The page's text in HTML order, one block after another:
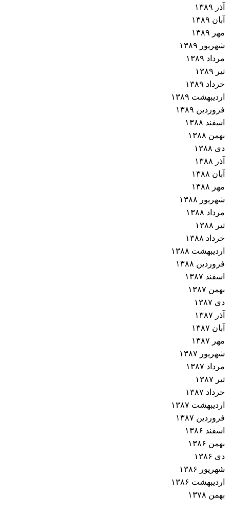
آذر ۱۳۸۹
آبان ۱۳۸۹
مهر ۱۳۸۹
شهریور ۱۳۸۹
مرداد ۱۳۸۹
تیر ۱۳۸۹
خرداد ۱۳۸۹
اردیبهشت ۱۳۸۹
فروردین ۱۳۸۹
اسفند ۱۳۸۸
بهمن ۱۳۸۸
دی ۱۳۸۸
آذر ۱۳۸۸
آبان ۱۳۸۸
مهر ۱۳۸۸
شهریور ۱۳۸۸
مرداد ۱۳۸۸
تیر ۱۳۸۸
خرداد ۱۳۸۸
اردیبهشت ۱۳۸۸
فروردین ۱۳۸۸
اسفند ۱۳۸۷
بهمن ۱۳۸۷
دی ۱۳۸۷
آذر ۱۳۸۷
آبان ۱۳۸۷
مهر ۱۳۸۷
شهریور ۱۳۸۷
مرداد ۱۳۸۷
تیر ۱۳۸۷
خرداد ۱۳۸۷
اردیبهشت ۱۳۸۷
فروردین ۱۳۸۷
اسفند ۱۳۸۶
بهمن ۱۳۸۶
دی ۱۳۸۶
شهریور ۱۳۸۶
اردیبهشت ۱۳۸۶
بهمن ۱۳۷۸